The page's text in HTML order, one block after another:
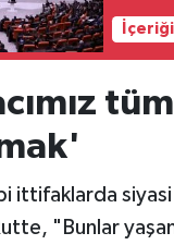
ittifaklarda
"Bunlar